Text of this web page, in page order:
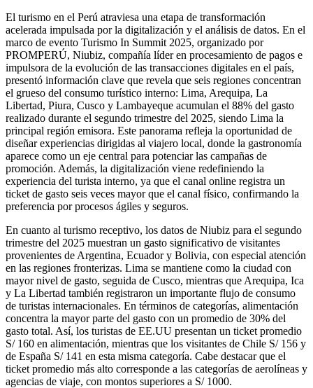
El turismo en el Perú atraviesa una etapa de transformación
acelerada impulsada por la digitalización y el análisis de datos. En el
marco de evento Turismo In Summit 2025, organizado por
PROMPERÚ, Niubiz, compañía líder en procesamiento de pagos e
impulsora de la evolución de las transacciones digitales en el país,
presentó información clave que revela que seis regiones concentran
el grueso del consumo turístico interno: Lima, Arequipa, La
Libertad, Piura, Cusco y Lambayeque acumulan el 88% del gasto
realizado durante el segundo trimestre del 2025, siendo Lima la
principal región emisora. Este panorama refleja la oportunidad de
diseñar experiencias dirigidas al viajero local, donde la gastronomía
aparece como un eje central para potenciar las campañas de
promoción. Además, la digitalización viene redefiniendo la
experiencia del turista interno, ya que el canal online registra un
ticket de gasto seis veces mayor que el canal físico, confirmando la
preferencia por procesos ágiles y seguros.
En cuanto al turismo receptivo, los datos de Niubiz para el segundo
trimestre del 2025 muestran un gasto significativo de visitantes
provenientes de Argentina, Ecuador y Bolivia, con especial atención
en las regiones fronterizas. Lima se mantiene como la ciudad con
mayor nivel de gasto, seguida de Cusco, mientras que Arequipa, Ica
y La Libertad también registraron un importante flujo de consumo
de turistas internacionales. En términos de categorías, alimentación
concentra la mayor parte del gasto con un promedio de 30% del
gasto total. Así, los turistas de EE.UU presentan un ticket promedio
S/ 160 en alimentación, mientras que los visitantes de Chile S/ 156 y
de España S/ 141 en esta misma categoría. Cabe destacar que el
ticket promedio más alto corresponde a las categorías de aerolíneas y
agencias de viaje, con montos superiores a S/ 1000.